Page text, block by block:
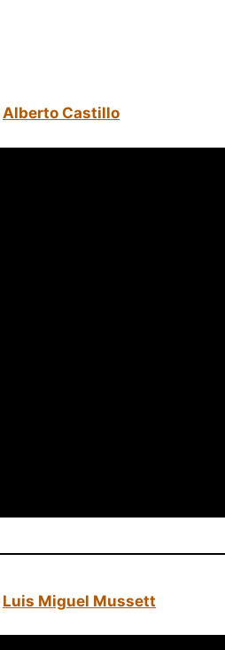
Alberto Castillo
Luis Miguel Mussett